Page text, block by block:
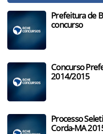
Prefeitura de
concurso
Concurso
2014/2015
Processo
Corda-MA